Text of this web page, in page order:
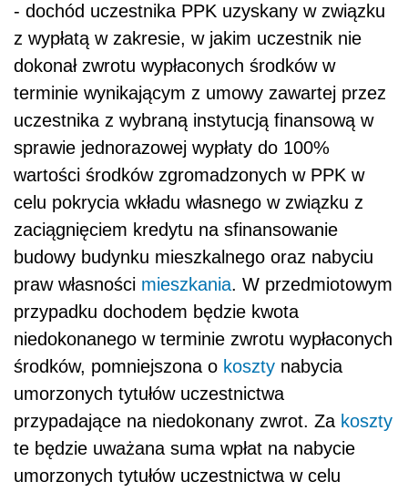
- dochód uczestnika PPK uzyskany w związku
z wypłatą w zakresie, w jakim uczestnik nie
dokonał zwrotu wypłaconych środków w
terminie wynikającym z umowy zawartej przez
uczestnika z wybraną instytucją finansową w
sprawie jednorazowej wypłaty do 100%
wartości środków zgromadzonych w PPK w
celu pokrycia wkładu własnego w związku z
zaciągnięciem kredytu na sfinansowanie
budowy budynku mieszkalnego oraz nabyciu
praw własności mieszkania. W przedmiotowym
przypadku dochodem będzie kwota
niedokonanego w terminie zwrotu wypłaconych
środków, pomniejszona o koszty nabycia
umorzonych tytułów uczestnictwa
przypadające na niedokonany zwrot. Za koszty
te będzie uważana suma wpłat na nabycie
umorzonych tytułów uczestnictwa w celu